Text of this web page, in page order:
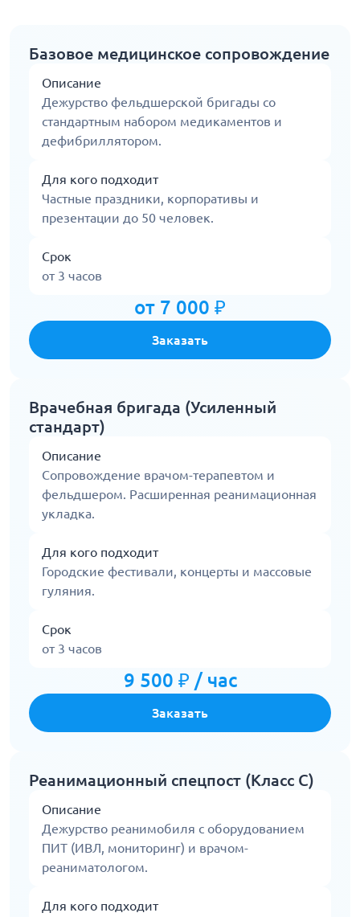
Базовое медицинское сопровождение
Описание
Дежурство фельдшерской бригады со
стандартным набором медикаментов и
дефибриллятором.
Для кого подходит
Частные праздники, корпоративы и
презентации до 50 человек.
Срок
от 3 часов
от 7 000 ₽
Заказать
Врачебная бригада (Усиленный
стандарт)
Описание
Сопровождение врачом-терапевтом и
фельдшером. Расширенная реанимационная
укладка.
Для кого подходит
Городские фестивали, концерты и массовые
гуляния.
Срок
от 3 часов
9 500 ₽ / час
Заказать
Реанимационный спецпост (Класс С)
Описание
Дежурство реанимобиля с оборудованием
ПИТ (ИВЛ, мониторинг) и врачом-
реаниматологом.
Для кого подходит